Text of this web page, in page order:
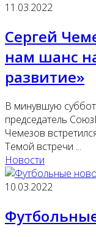
11.03.2022
Сергей
нам шанс
развитие»
В минувшую
председатель
Чемезов
Темой встречи ...
Новости
10.03.2022